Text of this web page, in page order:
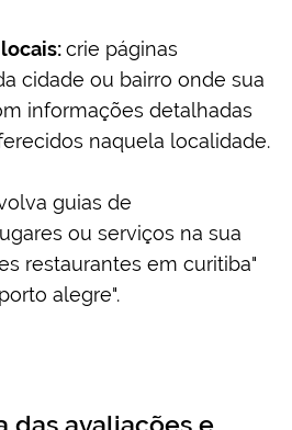
crie páginas
cidade ou bairro onde sua
informações detalhadas
naquela localidade.
guias de
ou serviços na sua
restaurantes em curitiba"
alegre".